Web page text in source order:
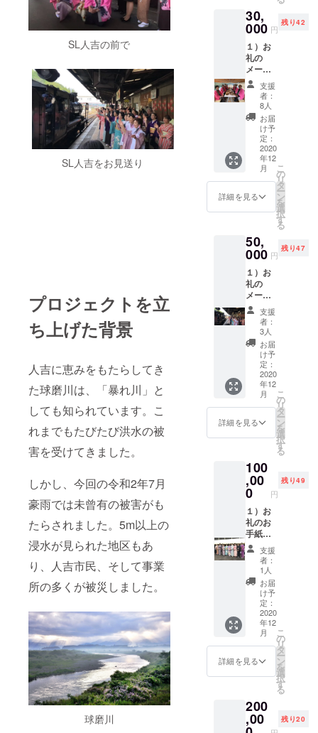
SL人吉の前で
SL人吉をお見送り
プロジェクトを立
ち上げた背景
人吉に恵みをもたらしてき
た球磨川は、「暴れ川」と
しても知られています。こ
れまでもたびたび洪水の被
害を受けてきました。
しかし、今回の令和2年7月
豪雨では未曾有の被害がも
たらされました。5m以上の
浸水が見られた地区もあ
り、人吉市民、そして事業
所の多くが被災しました。
球磨川
2020年
12月か
ら2021
年末ま
で状況
が変わ
るたび
にご報
告させ
ていた
だきま
す。(状
況をみ
て、そ
の後も
ご報告
させて
30,
000 円
残り42
１）お
礼の
メール
２）女
将から
のビデ
オメッ
セージ
３）さ
くら会
所属の
旅館・
ホテル
にご宿
泊の場
合、お
り用の
お土産
を提供
させて
いただ
きます
（1回限
り） ※
ご提示
いただ
けるチ
ケット
をお届
けしま
支援
者：
8人
お届
け予
定：
2020
年12
月
詳細を見る
こ
の
リ
タ
ー
ン
を
選
択
す
る
50,
000 円
残り47
１）お
礼の
メール
２）女
将から
のビデ
オメッ
セージ
３）さ
くら会
所属の
旅館・
ホテル
にご宿
泊の場
合、女
焼酎の
ご提供
をさせ
ていた
だきま
す（1回
限り）
※ご提示
いただ
けるチ
ケット
をお届
けしま
支援
者：
3人
お届
け予
定：
2020
年12
月
詳細を見る
こ
の
リ
タ
ー
ン
を
選
択
す
る
100
,00
0 円
残り49
１）お
礼のお
手紙
（もし
くは
メール
レ
ター）
２）女
将から
のビデ
オメッ
セージ
３）さ
くら会
所属の
ホテル
にご宿
泊の場
支援
者：
1人
お届
け予
定：
2020
年12
月
詳細を見る
こ
の
リ
タ
ー
ン
を
選
択
す
る
200
,00 残り20